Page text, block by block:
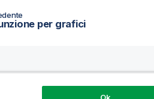
per grafici
Prodotti